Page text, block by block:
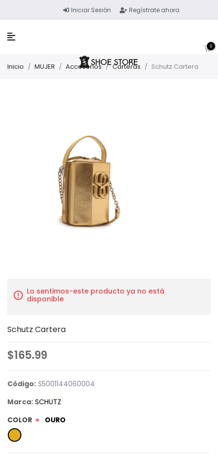
Iniciar Sesión Regístrate ahora
0
Inicio / MUJER / Accesorios / Carteras / Schutz Cartera
Lo sentimos-este producto ya no está
disponible
Schutz Cartera
$165.99
Código: S5001144060004
Marca: SCHUTZ
COLOR * OURO